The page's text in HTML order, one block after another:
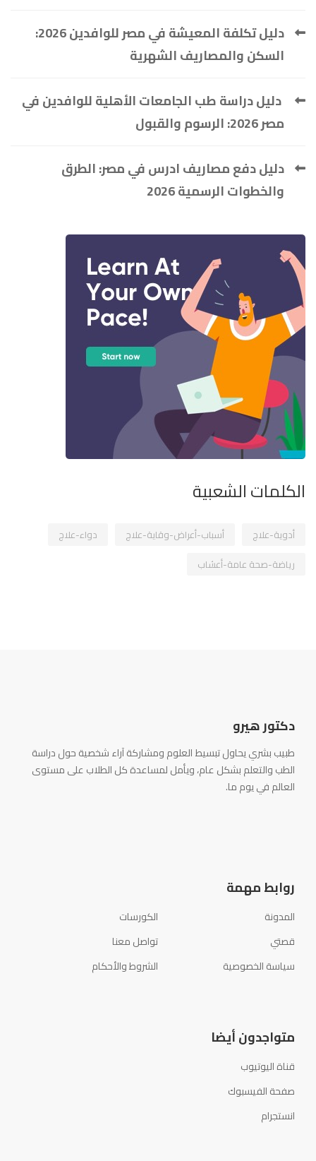
دليل تكلفة المعيشة في مصر للوافدين 2026:
السكن والمصاريف الشهرية
دليل دراسة طب الجامعات الأهلية للوافدين في
مصر 2026: الرسوم والقبول
دليل دفع مصاريف ادرس في مصر: الطرق
والخطوات الرسمية 2026
الكلمات الشعبية
أدوية-علاج أسباب-أعراض-وقاية-علاج
دواء-علاج
رياضة-صحة عامة-أعشاب
دكتور هيرو
طبيب بشري يحاول تبسيط العلوم ومشاركة آراء شخصية حول دراسة
الطب والتعلم بشكل عام، ويأمل لمساعدة كل الطلاب على مستوى
العالم في يوم ما.
روابط مهمة
المدونة
الكورسات
قصتي
تواصل معنا
سياسة الخصوصية
الشروط والأحكام
متواجدون أيضا
قناة اليوتيوب
صفحة الفيسبوك
انستجرام